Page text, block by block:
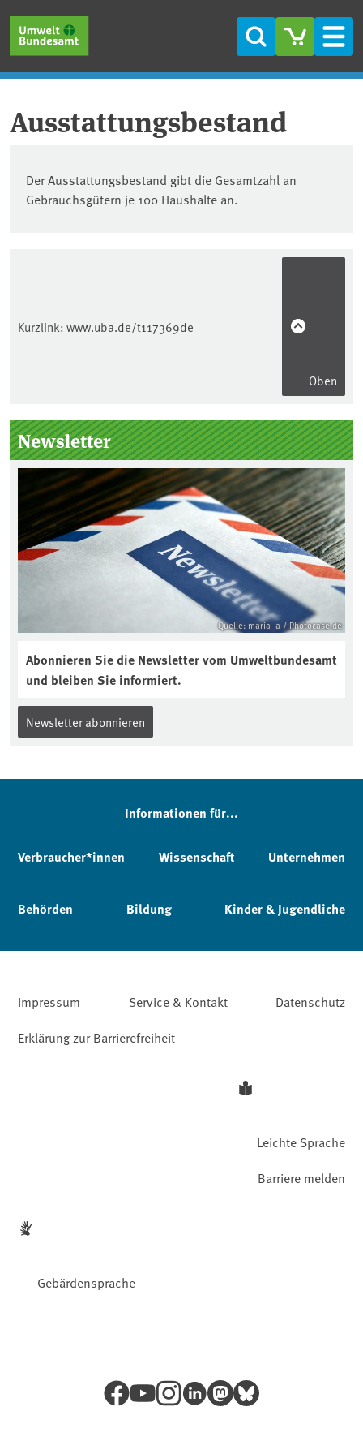
Suche
Ausstattungsbestand
Der Ausstattungsbestand gibt die Gesamtzahl an
Gebrauchsgütern je 100 Haushalte an.
Kurzlink: www.uba.de/t117369de
Oben
Seitenleiste
Newsletter
Quelle: maria_a / Photocase.de
Abonnieren Sie die Newsletter vom Umweltbundesamt
und bleiben Sie informiert.
Newsletter abonnieren
Informationen für...
Verbraucher*innen Wissenschaft Unternehmen
Behörden Bildung Kinder & Jugendliche
Impressum Service & Kontakt
Datenschutz
Erklärung zur Barrierefreiheit
Leichte Sprache
Gebärdensprache
Barriere melden